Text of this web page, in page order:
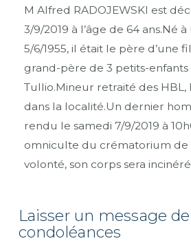
M Alfred RADOJEWSKI est
3/9/2019 à l’âge de 64 ans.Né
5/6/1955, il était le père d’une
grand-père de 3 petits-enfants
Tullio.Mineur retraité des
dans la localité.Un dernier
rendu le samedi 7/9/2019 à
omniculte du crématorium de
volonté, son corps sera
Laisser un message de
condoléances